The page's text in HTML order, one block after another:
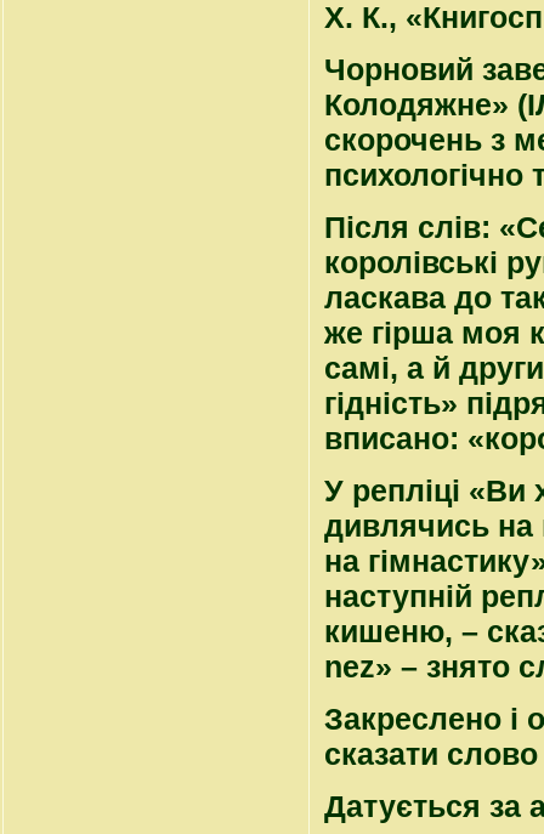
X. К.,
Чорновий
Колодяжне»
скорочень з
психологічно
Після слів:
королівські
ласкава до
же гірша моя
самі, а й
гідність»
вписано:
У репліці «Ви
дивлячись
на
наступній
кишеню, –
nez» – знято
Закреслено і
сказати
Датується за